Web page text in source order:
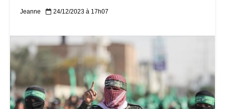
Jeanne 24/12/2023 à 17h07